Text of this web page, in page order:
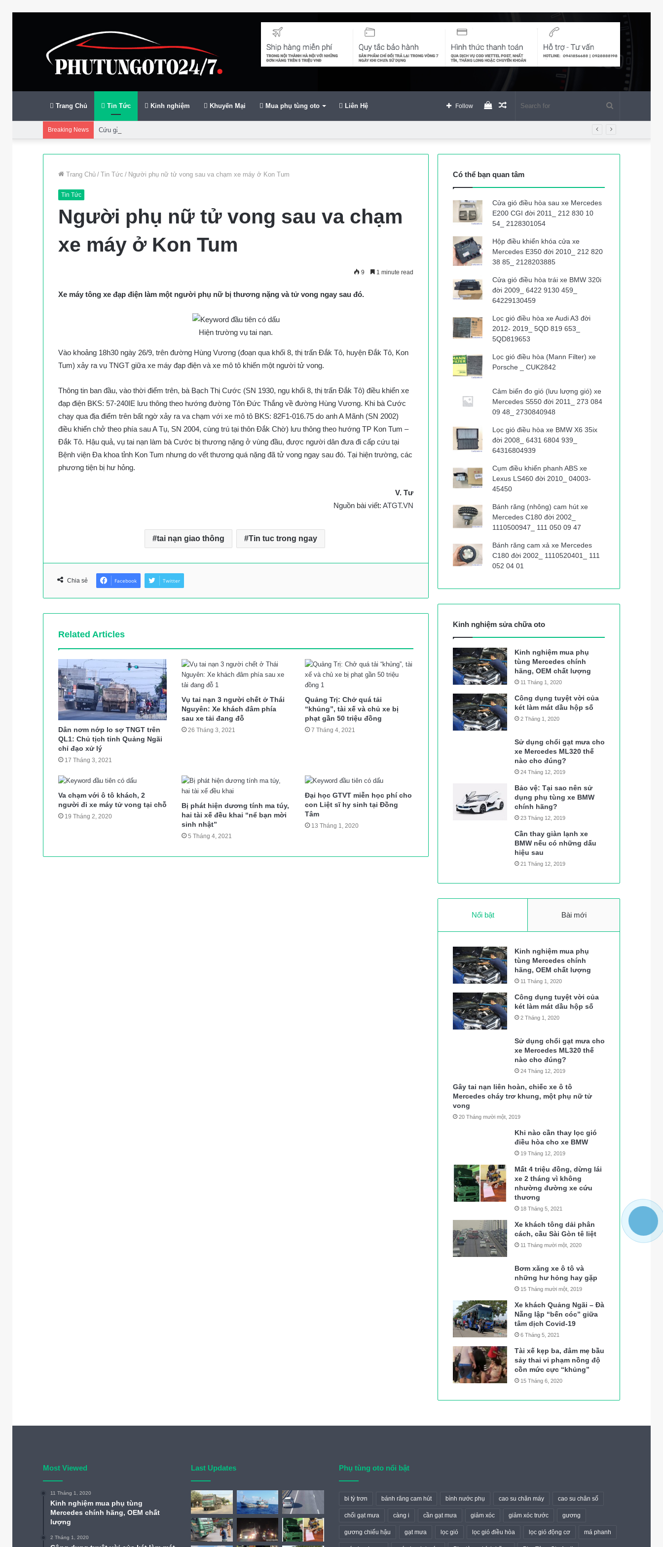
Trang Chủ Tin Tức Kinh nghiệm Khuyến Mại Mua phụ tùng oto Liên Hệ Random
View
Follow
Breaking News Cứu gần 200 thuyền viên gặp sự cố trên biển
Trang Chủ / Tin Tức / Người phụ nữ tử vong sau va chạm xe máy ở Kon Tum
Tin Tức
Người phụ nữ tử vong sau va chạm
xe máy ở Kon Tum
9 1 minute read
Xe máy tông xe đạp điện làm một người phụ nữ bị thương nặng và tử vong ngay sau đó.
Hiện trường vụ tai nạn.
Vào khoảng 18h30 ngày 26/9, trên đường Hùng Vương (đoạn qua khối 8, thị trấn Đắk Tô, huyện Đắk Tô, Kon
Tum) xảy ra vụ TNGT giữa xe máy đạp điện và xe mô tô khiến một người tử vong.
Thông tin ban đầu, vào thời điểm trên, bà Bạch Thị Cước (SN 1930, ngụ khối 8, thị trấn Đắk Tô) điều khiển xe
đạp điện BKS: 57-240IE lưu thông theo hướng đường Tôn Đức Thắng về đường Hùng Vương. Khi bà Cước
chạy qua địa điểm trên bất ngờ xảy ra va chạm với xe mô tô BKS: 82F1-016.75 do anh A Mãnh (SN 2002)
điều khiển chở theo phía sau A Tụ, SN 2004, cùng trú tại thôn Đắk Chờ) lưu thông theo hướng TP Kon Tum –
Đắk Tô. Hậu quả, vụ tai nạn làm bà Cước bị thương nặng ở vùng đầu, được người dân đưa đi cấp cứu tại
Bệnh viện Đa khoa tỉnh Kon Tum nhưng do vết thương quá nặng đã tử vong ngay sau đó. Tại hiện trường, các
phương tiện bị hư hỏng.
V. Tư
Nguồn bài viết: ATGT.VN
tai nạn giao thông Tin tuc trong ngay
Chia sẻ Facebook Twitter
Related Articles
Dân nơm nớp lo sợ TNGT trên
QL1: Chủ tịch tỉnh Quảng Ngãi
chỉ đạo xử lý
17 Tháng 3, 2021
Vụ tai nạn 3 người chết ở Thái
Nguyên: Xe khách đâm phía
sau xe tải đang đỗ
26 Tháng 3, 2021
Quảng Trị: Chở quá tải
“khủng”, tài xế và chủ xe bị
phạt gần 50 triệu đồng
7 Tháng 4, 2021
Va chạm với ô tô khách, 2
người đi xe máy tử vong tại chỗ
19 Tháng 2, 2020
Bị phát hiện dương tính ma túy,
hai tài xế đều khai “nể bạn mời
sinh nhật”
5 Tháng 4, 2021
Đại học GTVT miễn học phí cho
con Liệt sĩ hy sinh tại Đồng
Tâm
13 Tháng 1, 2020
Có thể bạn quan tâm
Cửa gió điều hòa sau xe Mercedes
E200 CGI đời 2011_ 212 830 10
54_ 2128301054
Hộp điều khiển khóa cửa xe
Mercedes E350 đời 2010_ 212 820
38 85_ 2128203885
Cửa gió điều hòa trái xe BMW 320i
đời 2009_ 6422 9130 459_
64229130459
Lọc gió điều hòa xe Audi A3 đời
2012- 2019_ 5QD 819 653_
5QD819653
Lọc gió điều hòa (Mann Filter) xe
Porsche _ CUK2842
Cảm biến đo gió (lưu lượng gió) xe
Mercedes S550 đời 2011_ 273 084
09 48_ 2730840948
Lọc gió điều hòa xe BMW X6 35ix
đời 2008_ 6431 6804 939_
64316804939
Cụm điều khiển phanh ABS xe
Lexus LS460 đời 2010_ 04003-
45450
Bánh răng (nhông) cam hút xe
Mercedes C180 đời 2002_
1110500947_ 111 050 09 47
Bánh răng cam xả xe Mercedes
C180 đời 2002_ 1110520401_ 111
052 04 01
Kinh nghiệm sửa chữa oto
Kinh nghiệm mua phụ
tùng Mercedes chính
hãng, OEM chất lượng
11 Tháng 1, 2020
Công dụng tuyệt vời của
két làm mát dầu hộp số
2 Tháng 1, 2020
Sử dụng chổi gạt mưa cho
xe Mercedes ML320 thế
nào cho đúng?
24 Tháng 12, 2019
Bảo vệ: Tại sao nên sử
dụng phụ tùng xe BMW
chính hãng?
23 Tháng 12, 2019
Cần thay giàn lạnh xe
BMW nếu có những dấu
hiệu sau
21 Tháng 12, 2019
Nổi bật Bài mới
Kinh nghiệm mua phụ
tùng Mercedes chính
hãng, OEM chất lượng
11 Tháng 1, 2020
Công dụng tuyệt vời của
két làm mát dầu hộp số
2 Tháng 1, 2020
Sử dụng chổi gạt mưa cho
xe Mercedes ML320 thế
nào cho đúng?
24 Tháng 12, 2019
Gây tai nạn liên hoàn, chiếc xe ô tô
Mercedes cháy trơ khung, một phụ nữ tử
vong
20 Tháng mười một, 2019
Khi nào cần thay lọc gió
điều hòa cho xe BMW
19 Tháng 12, 2019
Mất 4 triệu đồng, dừng lái
xe 2 tháng vì không
nhường đường xe cứu
thương
18 Tháng 5, 2021
Xe khách tông dải phân
cách, cầu Sài Gòn tê liệt
11 Tháng mười một, 2020
Bơm xăng xe ô tô và
những hư hỏng hay gặp
15 Tháng mười một, 2019
Xe khách Quảng Ngãi – Đà
Nẵng lập “bến cóc” giữa
tâm dịch Covid-19
6 Tháng 5, 2021
Tài xế kẹp ba, đâm mẹ bầu
sảy thai vi phạm nồng độ
cồn mức cực “khủng”
15 Tháng 6, 2020
Most Viewed
11 Tháng 1, 2020
Kinh nghiệm mua phụ tùng
Mercedes chính hãng, OEM chất
lượng
2 Tháng 1, 2020
Last Updates Phụ tùng oto nổi bật
bi tỳ trơn bánh răng cam hút bình nước phụ cao su chân máy cao su chân số
chổi gạt mưa càng i cần gạt mưa giảm xóc giảm xóc trước gương
gương chiếu hậu gạt mưa lọc gió lọc gió điều hòa lọc gió động cơ má phanh